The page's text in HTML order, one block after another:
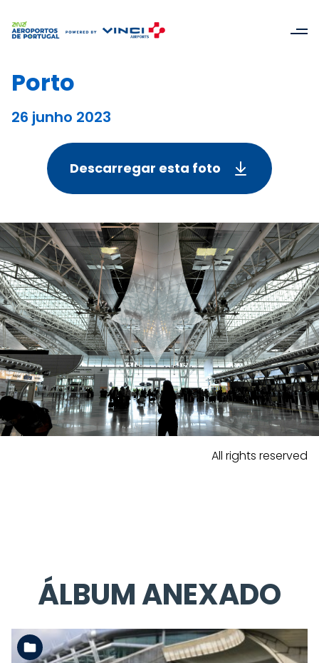
Porto
26 junho 2023
Descarregar esta foto
All rights reserved
ÁLBUM ANEXADO